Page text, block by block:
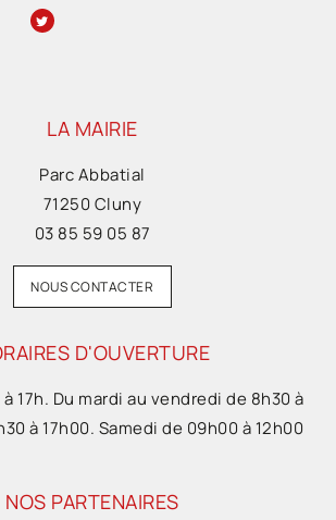
LA MAIRIE
Parc Abbatial
71250 Cluny
03 85 59 05 87
NOUS CONTACTER
D'OUVERTURE
17h. Du mardi au vendredi de 8h30 à
à 17h00. Samedi de 09h00 à 12h00
NOS PARTENAIRES